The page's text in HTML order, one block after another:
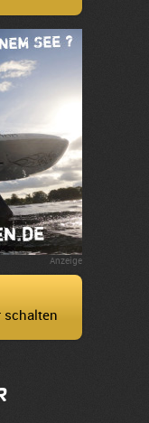
Anzeige
schalten